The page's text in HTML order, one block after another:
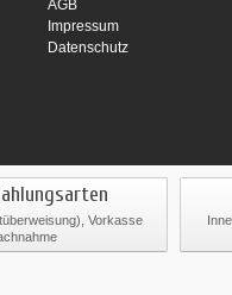
AGB
Impressum
Datenschutz
Vorkasse